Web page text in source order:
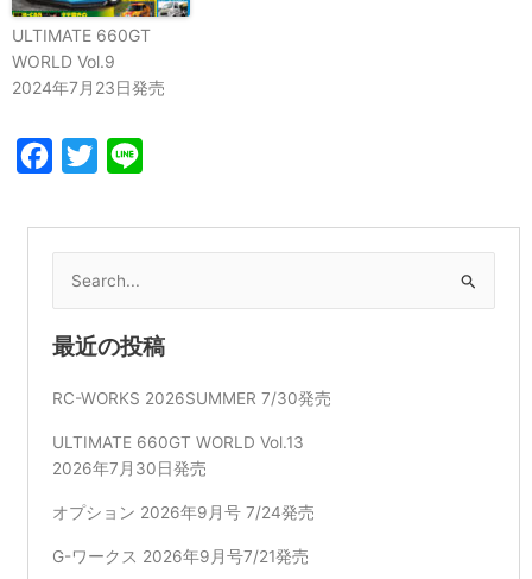
ULTIMATE 660GT
WORLD Vol.9
2024年7月23日発売
Facebook
Twitter
索
対
象:
最近の投稿
RC-WORKS 2026SUMMER 7/30発売
ULTIMATE 660GT WORLD Vol.13
2026年7月30日発売
オプション 2026年9月号 7/24発売
G-ワークス 2026年9月号7/21発売